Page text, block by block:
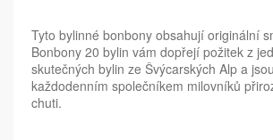
Tyto bylinné bonbony obsahují originální
Bonbony 20 bylin vám dopřejí požitek z
skutečných bylin ze Švýcarských Alp a
každodenním společníkem milovníků
chuti.